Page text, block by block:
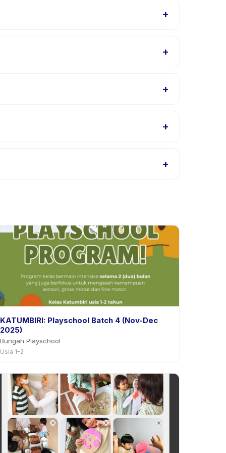
+
+
+
+
+
KATUMBIRI: Playschool Batch 4 (Nov-Dec
2025)
Bungah Playschool
Usia 1–2